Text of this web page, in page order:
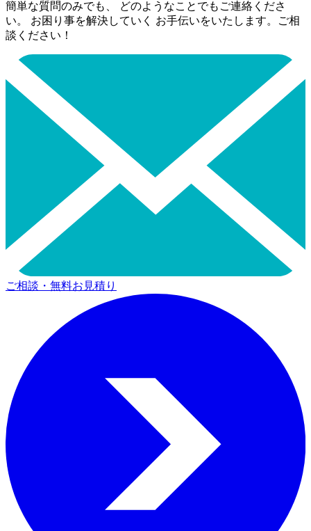
簡単な質問のみでも、 どのようなことでもご連絡くださ
い。 お困り事を解決していく お手伝いをいたします。ご相
談ください！
ご相談・無料お見積り